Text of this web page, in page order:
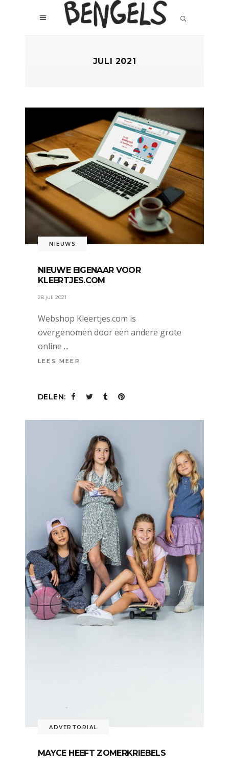
JULI 2021
NIEUWS
NIEUWE EIGENAAR VOOR
KLEERTJES.COM
28 juli 2021
Webshop Kleertjes.com is
overgenomen door een andere grote
online
LEES MEER
DELEN:
ADVERTORIAL
MAYCE HEEFT ZOMERKRIEBELS